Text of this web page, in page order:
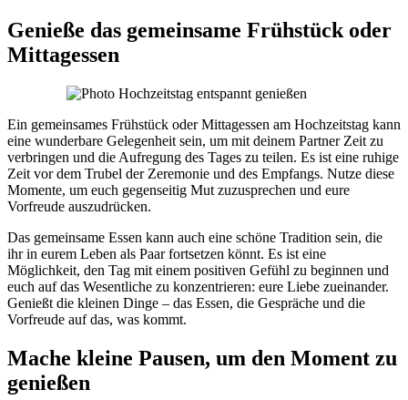
Genieße das gemeinsame Frühstück oder
Mittagessen
Ein gemeinsames Frühstück oder Mittagessen am Hochzeitstag kann
eine wunderbare Gelegenheit sein, um mit deinem Partner Zeit zu
verbringen und die Aufregung des Tages zu teilen. Es ist eine ruhige
Zeit vor dem Trubel der Zeremonie und des Empfangs. Nutze diese
Momente, um euch gegenseitig Mut zuzusprechen und eure
Vorfreude auszudrücken.
Das gemeinsame Essen kann auch eine schöne Tradition sein, die
ihr in eurem Leben als Paar fortsetzen könnt. Es ist eine
Möglichkeit, den Tag mit einem positiven Gefühl zu beginnen und
euch auf das Wesentliche zu konzentrieren: eure Liebe zueinander.
Genießt die kleinen Dinge – das Essen, die Gespräche und die
Vorfreude auf das, was kommt.
Mache kleine Pausen, um den Moment zu
genießen